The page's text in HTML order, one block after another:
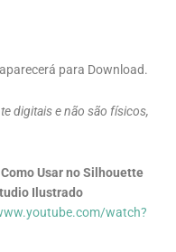
para Download.
digitais e não são físicos,
Usar no Silhouette
Ilustrado
watch?